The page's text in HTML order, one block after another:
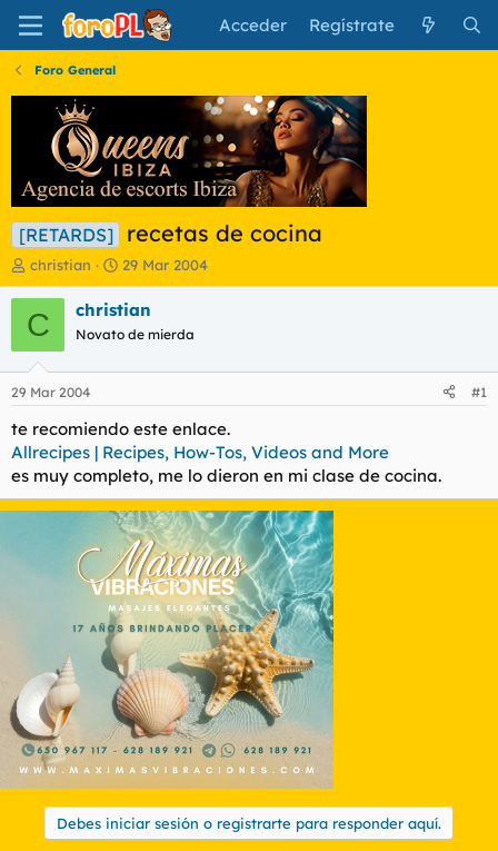
Acceder Regístrate
Foro General
[RETARDS] recetas de cocina
I
n
i
c
a
d
o
r
d
e
t
christian
F
e
c
a
i
n
c
i
o
29 Mar 2004
C christian
Novato de mierda
29 Mar 2004 #1
te recomiendo este enlace.
Allrecipes | Recipes, How-Tos, Videos and More
es muy completo, me lo dieron en mi clase de cocina.
Debes iniciar sesión o registrarte para responder aquí.